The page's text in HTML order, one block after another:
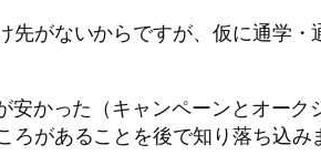
がないからですが、仮に通学
かった（キャンペーンとオー
があることを後で知り落ち込み